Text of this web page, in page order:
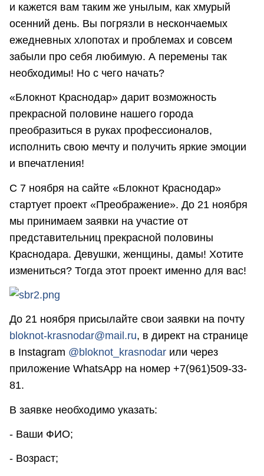
и кажется вам таким же унылым, как хмурый
осенний день. Вы погрязли в нескончаемых
ежедневных хлопотах и проблемах и совсем
забыли про себя любимую. А перемены так
необходимы! Но с чего начать?
«Блокнот Краснодар» дарит возможность
прекрасной половине нашего города
преобразиться в руках профессионалов,
исполнить свою мечту и получить яркие эмоции
и впечатления!
С 7 ноября на сайте «Блокнот Краснодар»
стартует проект «Преображение». До 21 ноября
мы принимаем заявки на участие от
представительниц прекрасной половины
Краснодара. Девушки, женщины, дамы! Хотите
измениться? Тогда этот проект именно для вас!
До 21 ноября присылайте свои заявки на почту
bloknot-krasnodar@mail.ru, в директ на странице
в Instagram @bloknot_krasnodar или через
приложение WhatsApp на номер +7(961)509-33-
81.
В заявке необходимо указать:
- Ваши ФИО;
- Возраст;